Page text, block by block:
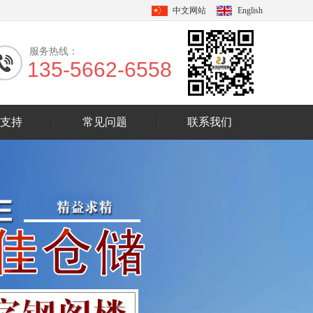
中文网站 English
服务热线：
135-5662-6558
持 常见问题 联系我们